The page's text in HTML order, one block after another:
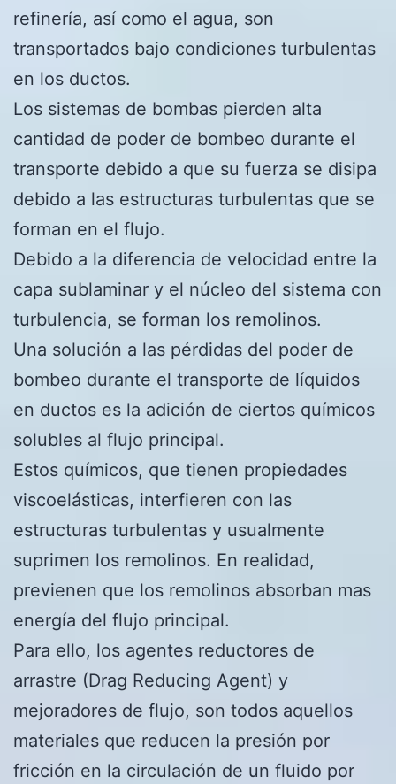
refinería, así como el agua, son
transportados bajo condiciones turbulentas
en los ductos.
Los sistemas de bombas pierden alta
cantidad de poder de bombeo durante el
transporte debido a que su fuerza se disipa
debido a las estructuras turbulentas que se
forman en el flujo.
Debido a la diferencia de velocidad entre la
capa sublaminar y el núcleo del sistema con
turbulencia, se forman los remolinos.
Una solución a las pérdidas del poder de
bombeo durante el transporte de líquidos
en ductos es la adición de ciertos químicos
solubles al flujo principal.
Estos químicos, que tienen propiedades
viscoelásticas, interfieren con las
estructuras turbulentas y usualmente
suprimen los remolinos. En realidad,
previenen que los remolinos absorban mas
energía del flujo principal.
Para ello, los agentes reductores de
arrastre (Drag Reducing Agent) y
mejoradores de flujo, son todos aquellos
materiales que reducen la presión por
fricción en la circulación de un fluido por